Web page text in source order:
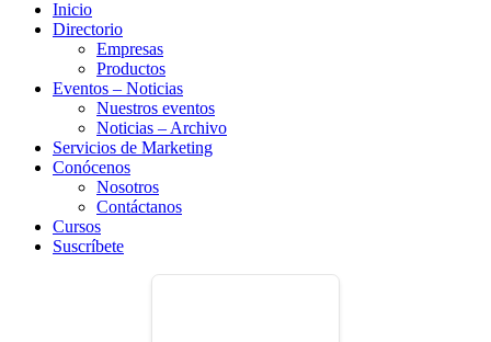
Inicio
Directorio
Empresas
Productos
Eventos – Noticias
Nuestros eventos
Noticias – Archivo
Servicios de Marketing
Conócenos
Nosotros
Contáctanos
Cursos
Suscríbete